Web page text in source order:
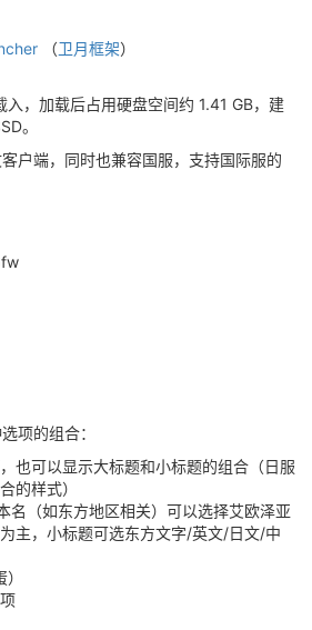
（卫月框架）
，加载后占用硬盘空间约 1.41 GB，建
。
户端，同时也兼容国服，支持国际服的
项的组合：
也可以显示大标题和小标题的组合（日服
的样式）
名（如东方地区相关）可以选择艾欧泽亚
主，小标题可选东方文字/英文/日文/中